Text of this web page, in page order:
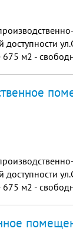
м2 -
м2 -